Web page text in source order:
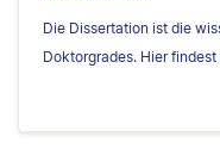
Die Dissertation ist die
Doktorgrades. Hier